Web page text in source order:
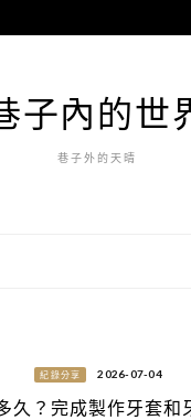
子內的世
巷子外的天晴
紀錄分享 2026-07-04
久？完成製作牙套和